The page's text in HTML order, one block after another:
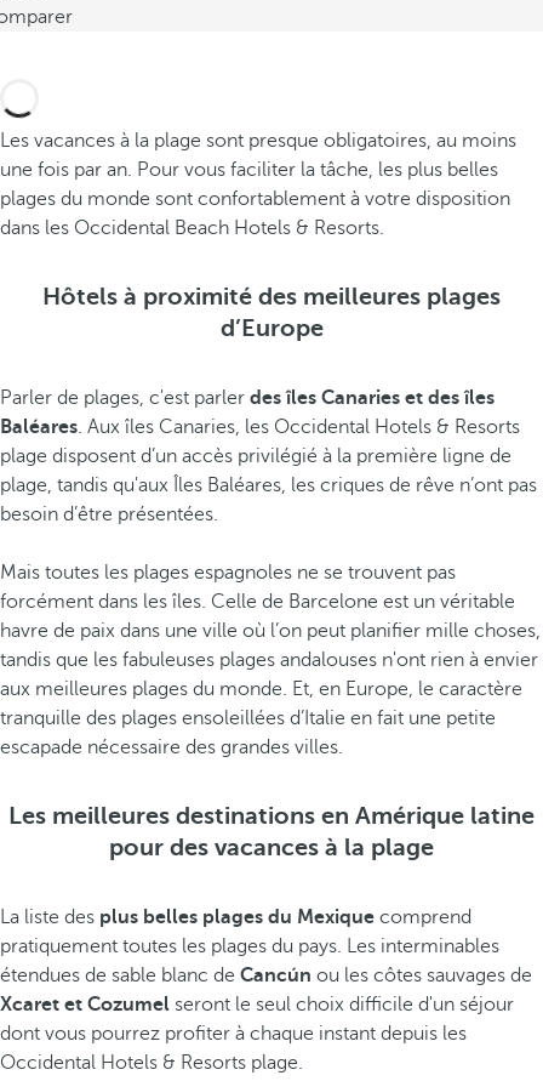
Les vacances à la plage sont presque obligatoires, au moins
une fois par an. Pour vous faciliter la tâche, les plus belles
plages du monde sont confortablement à votre disposition
dans les Occidental Beach Hotels & Resorts.
Hôtels à proximité des meilleures plages
d’Europe
Parler de plages, c'est parler des îles Canaries et des îles
Baléares. Aux îles Canaries, les Occidental Hotels & Resorts
plage disposent d’un accès privilégié à la première ligne de
plage, tandis qu'aux Îles Baléares, les criques de rêve n’ont pas
besoin d’être présentées.
Mais toutes les plages espagnoles ne se trouvent pas
forcément dans les îles. Celle de Barcelone est un véritable
havre de paix dans une ville où l’on peut planifier mille choses,
tandis que les fabuleuses plages andalouses n'ont rien à envier
aux meilleures plages du monde. Et, en Europe, le caractère
tranquille des plages ensoleillées d’Italie en fait une petite
escapade nécessaire des grandes villes.
Les meilleures destinations en Amérique latine
pour des vacances à la plage
La liste des plus belles plages du Mexique comprend
pratiquement toutes les plages du pays. Les interminables
étendues de sable blanc de Cancún ou les côtes sauvages de
Xcaret et Cozumel seront le seul choix difficile d'un séjour
dont vous pourrez profiter à chaque instant depuis les
Occidental Hotels & Resorts plage.